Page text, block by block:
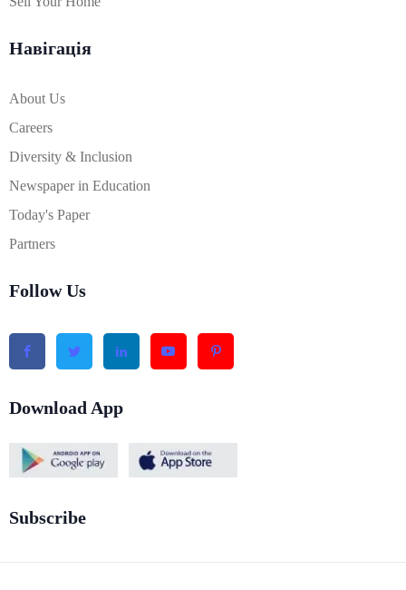
Навігація
About Us
Careers
Diversity & Inclusion
Newspaper in Education
Today's Paper
Partners
Follow Us
Download App
Subscribe